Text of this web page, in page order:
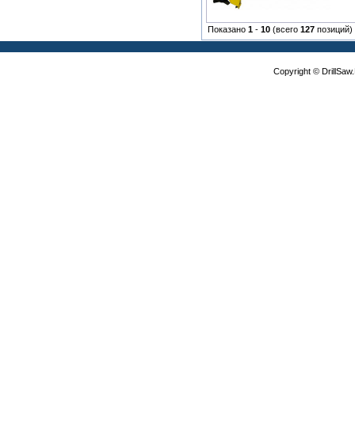
Показано 1 - 10 (всего 127 позиций)
Copyright ©